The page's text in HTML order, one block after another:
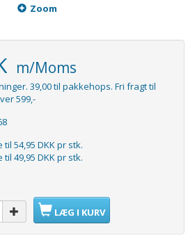
Zoom
m/Moms
39,00 til pakkehops. Fri fragt til
599,-
til 54,95 DKKpr stk.
til 49,95 DKKpr stk.
LÆG I KURV